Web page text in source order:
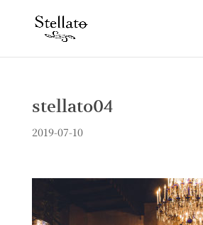
stellato04
2019-07-10